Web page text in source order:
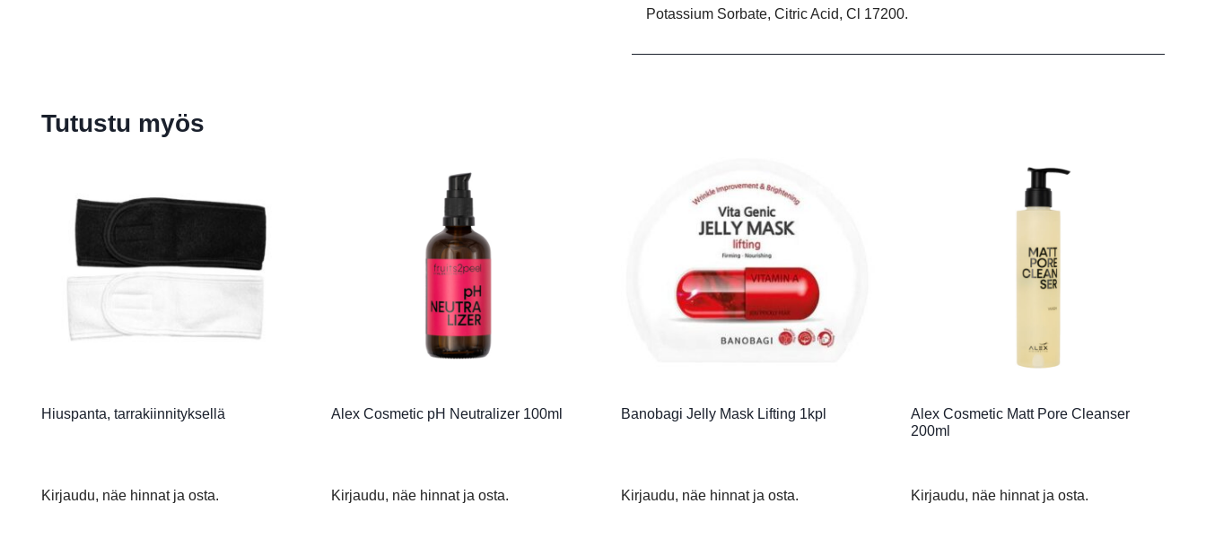
Potassium Sorbate, Citric Acid, Cl 17200.
Tutustu myös
Hiuspanta, tarrakiinnityksellä
Kirjaudu, näe hinnat ja osta.
Alex Cosmetic pH Neutralizer 100ml
Kirjaudu, näe hinnat ja osta.
Banobagi Jelly Mask Lifting 1kpl
Kirjaudu, näe hinnat ja osta.
Alex Cosmetic Matt Pore Cleanser
200ml
Kirjaudu, näe hinnat ja osta.